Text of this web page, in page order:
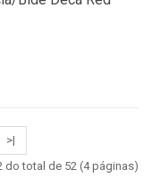
>|
do total de 52 (4 páginas)